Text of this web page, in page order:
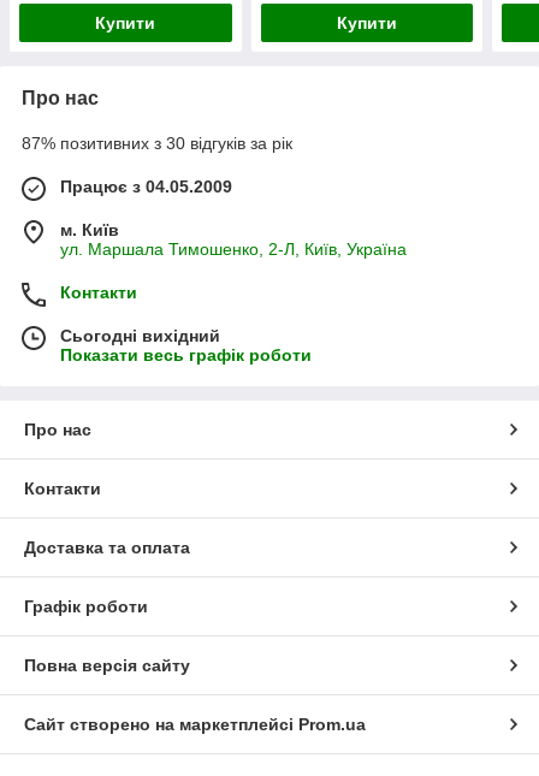
Купити Купити
Про нас
87% позитивних з 30 відгуків за рік
Працює з 04.05.2009
м. Київ
ул. Маршала Тимошенко, 2-Л, Київ, Україна
Контакти
Сьогодні вихідний
Показати весь графік роботи
Про нас
Контакти
Доставка та оплата
Графік роботи
Повна версія сайту
Сайт створено на маркетплейсі Prom.ua